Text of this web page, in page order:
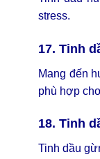
stress.
17. Tinh
Mang đến
phù hợp
18. Tinh
Tinh dầu